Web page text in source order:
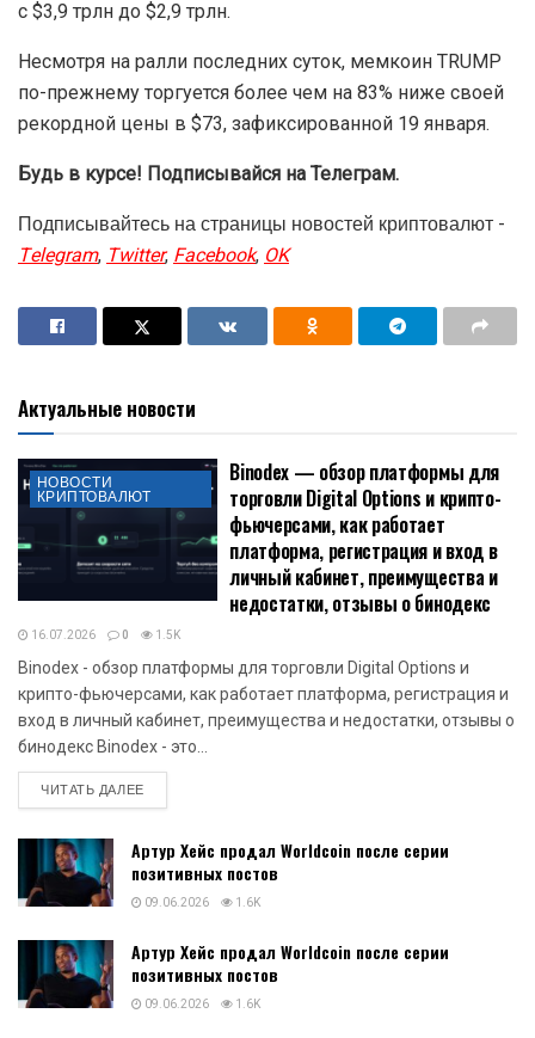
с $3,9 трлн до $2,9 трлн.
Несмотря на ралли последних суток, мемкоин TRUMP
по-прежнему торгуется более чем на 83% ниже своей
рекордной цены в $73, зафиксированной 19 января.
Будь в курсе! Подписывайся на Телеграм.
Подписывайтесь на страницы новостей криптовалют -
Telegram, Twitter, Facebook, OK
Актуальные новости
НОВОСТИ
КРИПТОВАЛЮТ
Binodex — обзор платформы для
торговли Digital Options и крипто-
фьючерсами, как работает
платформа, регистрация и вход в
личный кабинет, преимущества и
недостатки, отзывы о бинодекс
16.07.2026 0 1.5K
Binodex - обзор платформы для торговли Digital Options и
крипто-фьючерсами, как работает платформа, регистрация и
вход в личный кабинет, преимущества и недостатки, отзывы о
бинодекс Binodex - это...
ЧИТАТЬ ДАЛЕЕDETAILS
Артур Хейс продал Worldcoin после серии
позитивных постов
09.06.2026 1.6K
Артур Хейс продал Worldcoin после серии
позитивных постов
09.06.2026 1.6K